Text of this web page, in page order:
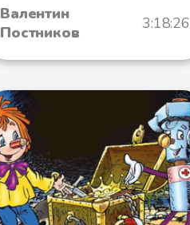
Валентин
Постников
3:18:26